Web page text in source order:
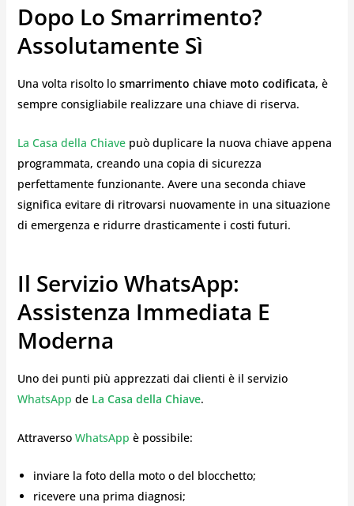
Dopo Lo Smarrimento?
Assolutamente Sì
Una volta risolto lo smarrimento chiave moto codificata, è
sempre consigliabile realizzare una chiave di riserva.
La Casa della Chiave può duplicare la nuova chiave appena
programmata, creando una copia di sicurezza
perfettamente funzionante. Avere una seconda chiave
significa evitare di ritrovarsi nuovamente in una situazione
di emergenza e ridurre drasticamente i costi futuri.
Il Servizio WhatsApp:
Assistenza Immediata E
Moderna
Uno dei punti più apprezzati dai clienti è il servizio
WhatsApp de La Casa della Chiave.
Attraverso WhatsApp è possibile:
inviare la foto della moto o del blocchetto;
ricevere una prima diagnosi;